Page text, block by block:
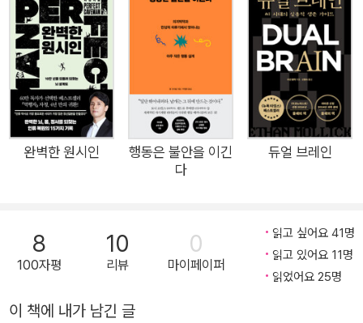
질과 비본질을 명확하게 구분하는 사람이다. 그의 말은 지극히 간
결하지만, 그 안에는 당신이 필요로 하는 모든 조언이 포함되어
있다. 1990년 최고의 명문대 버클리 음대 입학, 1998년 세계 최
초이자 최고의 인디 음악 판매 플랫폼 CDBaby.com을 창업하
고, 15만 명의 음악가를 모아, 뮤지션의 수익을 극대화하는 새로
운 모델을 제시했던 저자는 “진짜 좋아하는 일만 하고도 충분히
멋지게 살 수 있다”라는 것을 삶으로 증명해왔다. 미국에서 가장
유명한 자기계발 전문가 팀 페리스도 그에게 조언을 듣기 위해 자
는 결정을 할 수 있도록 돕는다. 여러 고민으로 머리가 복잡할 때,
저자 데릭 시버스의 진지하고 명료한 글을 읽어보면, 왜 그가 『타
확인할 수 있다. 데릭 시버스는 내가 가장 좋아하는 사람 중 한 명
완벽한 원시인
행동은 불안을 이긴
다
듀얼 브레인
8
100자평
10
리뷰
0
마이페이퍼
읽고 싶어요 41명
읽고 있어요 11명
읽었어요 25명
이 책에 내가 남긴 글